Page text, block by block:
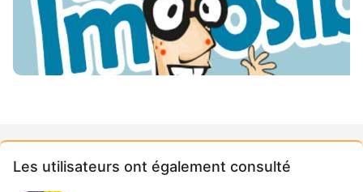
Les utilisateurs ont également consulté